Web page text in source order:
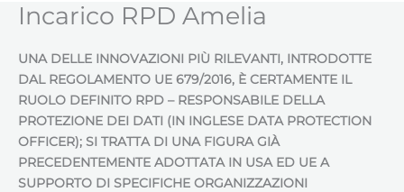
Incarico RPD Amelia
UNA DELLE INNOVAZIONI PIÙ RILEVANTI, INTRODOTTE
DAL REGOLAMENTO UE 679/2016, È CERTAMENTE IL
RUOLO DEFINITO RPD – RESPONSABILE DELLA
PROTEZIONE DEI DATI (IN INGLESE DATA PROTECTION
OFFICER); SI TRATTA DI UNA FIGURA GIÀ
PRECEDENTEMENTE ADOTTATA IN USA ED UE A
SUPPORTO DI SPECIFICHE ORGANIZZAZIONI